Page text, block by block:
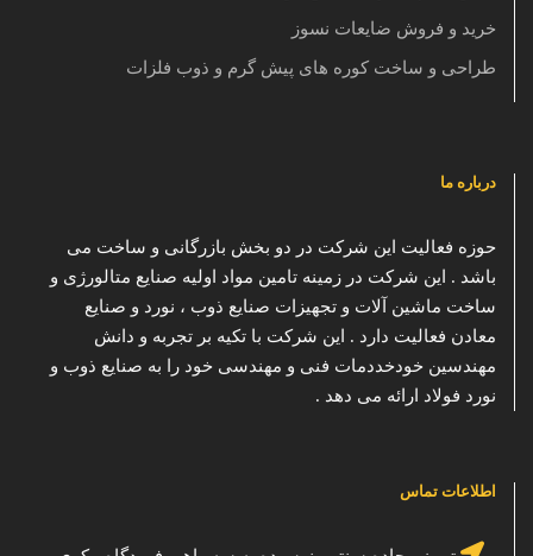
خرید و فروش ضایعات نسوز
طراحی و ساخت کوره های پیش گرم و ذوب فلزات
درباره ما
حوزه فعالیت این شرکت در دو بخش بازرگانی و ساخت می
باشد . این شرکت در زمینه تامین مواد اولیه صنایع متالورژی و
ساخت ماشین آلات و تجهیزات صنایع ذوب ، نورد و صنایع
معادن فعالیت دارد . این شرکت با تکیه بر تجربه و دانش
مهندسین خودخددمات فنی و مهندسی خود را به صنایع ذوب و
نورد فولاد ارائه می دهد .
اطلاعات تماس